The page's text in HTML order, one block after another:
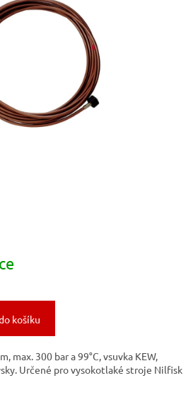
košíku
max. 300 bar a 99°C, vsuvka KEW,
Určené pro vysokotlaké stroje Nilfisk